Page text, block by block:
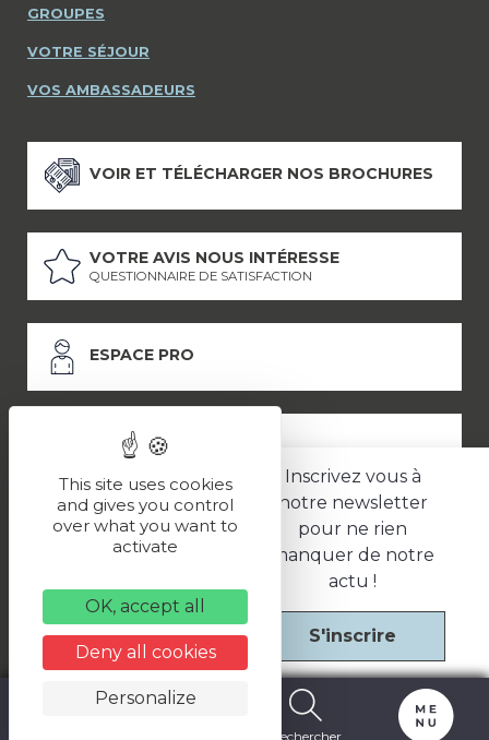
Rechercher
Inscrivez vous à
notre newsletter
pour ne rien
manquer de notre
actu !
S'inscrire
GROUPES
VOTRE SÉJOUR
VOS AMBASSADEURS
VOIR ET TÉLÉCHARGER NOS BROCHURES
VOTRE AVIS NOUS INTÉRESSE
QUESTIONNAIRE DE SATISFACTION
ESPACE PRO
ESPACE PRESSE
LES PARTENAIRES
Politique de confidentialité
Une réalisation
This site uses cookies
and gives you control
over what you want to
activate
OK, accept all
Deny all cookies
Personalize